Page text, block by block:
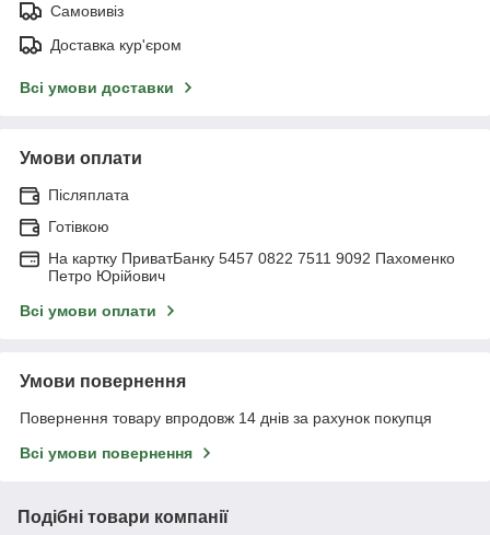
Самовивіз
Доставка кур'єром
Всі умови доставки
Умови оплати
Післяплата
Готівкою
На картку ПриватБанку 5457 0822 7511 9092 Пахоменко
Петро Юрійович
Всі умови оплати
Умови повернення
Повернення товару впродовж 14 днів за рахунок покупця
Всі умови повернення
Подібні товари компанії